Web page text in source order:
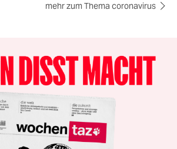
mehr zum Thema coronavirus